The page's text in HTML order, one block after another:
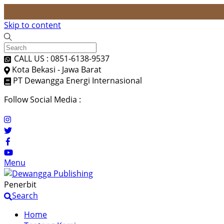
Skip to content
CALL US : 0851-6138-9537
Kota Bekasi - Jawa Barat
PT Dewangga Energi Internasional
Follow Social Media :
Menu
Penerbit
Search
Home